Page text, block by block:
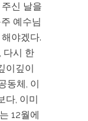
신 날을
예수님
야겠다.
다시 한
이깊이
동체, 이
다, 이미
12월에